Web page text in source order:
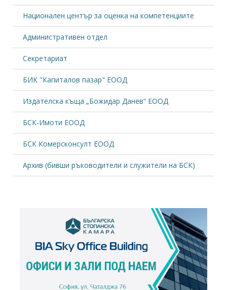
Национален център за оценка на компетенциите
Административен отдел
Секретариат
БИК "Капиталов пазар" ЕООД
Издателска къща „Божидар Данев“ ЕООД
БСК-Имоти ЕООД
БСК Комерсконсулт ЕООД
Архив (бивши ръководители и служители на БСК)